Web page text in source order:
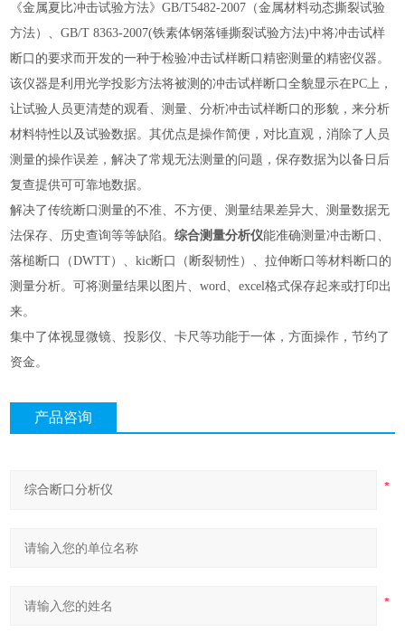
《金属夏比冲击试验方法》GB/T5482-2007（金属材料动态撕裂试验
方法）、GB/T 8363-2007(铁素体钢落锤撕裂试验方法)中将冲击试样
断口的要求而开发的一种于检验冲击试样断口精密测量的精密仪器。
该仪器是利用光学投影方法将被测的冲击试样断口全貌显示在PC上，
让试验人员更清楚的观看、测量、分析冲击试样断口的形貌，来分析
材料特性以及试验数据。其优点是操作简便，对比直观，消除了人员
测量的操作误差，解决了常规无法测量的问题，保存数据为以备日后
复查提供可可靠地数据。
解决了传统断口测量的不准、不方便、测量结果差异大、测量数据无
法保存、历史查询等等缺陷。综合测量分析仪能准确测量冲击断口、
落槌断口（DWTT）、kic断口（断裂韧性）、拉伸断口等材料断口的
测量分析。可将测量结果以图片、word、excel格式保存起来或打印出
来。
集中了体视显微镜、投影仪、卡尺等功能于一体，方面操作，节约了
资金。
产品咨询